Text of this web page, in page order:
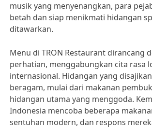
musik yang menyenangkan, para
betah dan siap menikmati hidangan
ditawarkan.
Menu di TRON Restaurant dirancang
perhatian, menggabungkan cita rasa
internasional. Hidangan yang
beragam, mulai dari makanan
hidangan utama yang menggoda.
Indonesia mencoba beberapa
sentuhan modern, dan respons